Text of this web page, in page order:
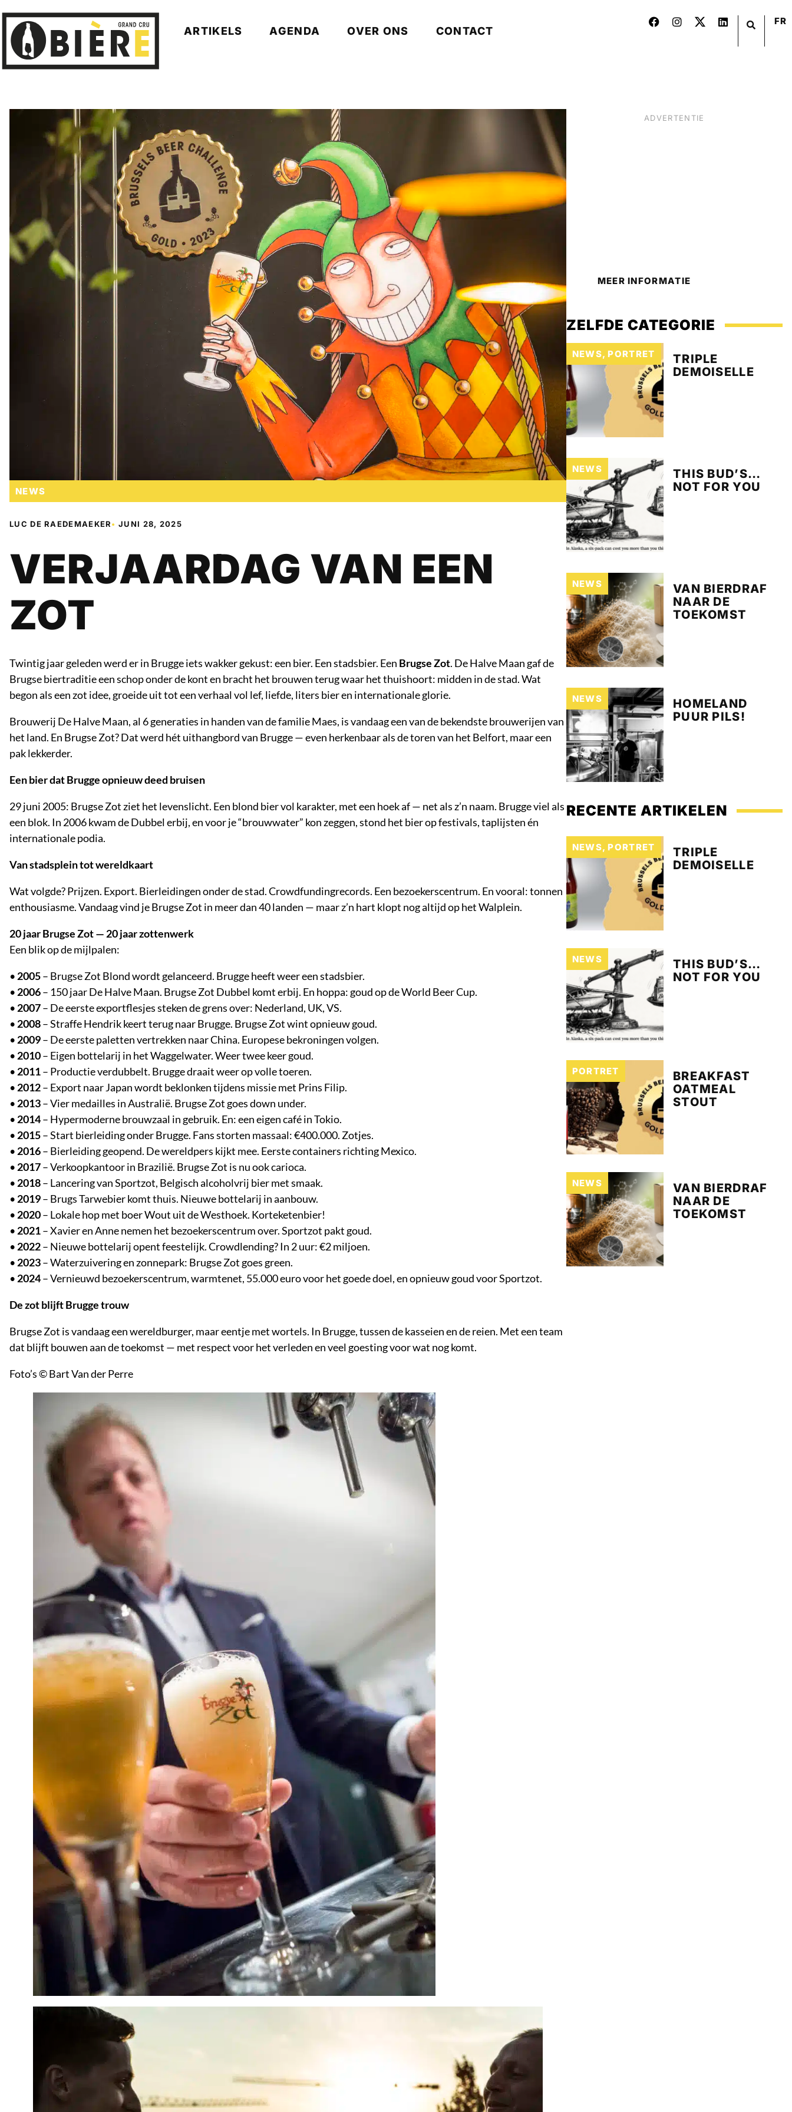
ARTIKELS AGENDA OVER ONS CONTACT
FR
NEWS
LUC DE RAEDEMAEKER•JUNI 28, 2025
VERJAARDAG VAN EEN
ZOT
Twintig jaar geleden werd er in Brugge iets wakker gekust: een bier. Een stadsbier. Een Brugse Zot. De Halve Maan gaf de
Brugse biertraditie een schop onder de kont en bracht het brouwen terug waar het thuishoort: midden in de stad. Wat
begon als een zot idee, groeide uit tot een verhaal vol lef, liefde, liters bier en internationale glorie.
Brouwerij De Halve Maan, al 6 generaties in handen van de familie Maes, is vandaag een van de bekendste brouwerijen van
het land. En Brugse Zot? Dat werd hét uithangbord van Brugge — even herkenbaar als de toren van het Belfort, maar een
pak lekkerder.
Een bier dat Brugge opnieuw deed bruisen
29 juni 2005: Brugse Zot ziet het levenslicht. Een blond bier vol karakter, met een hoek af — net als z’n naam. Brugge viel als
een blok. In 2006 kwam de Dubbel erbij, en voor je “brouwwater” kon zeggen, stond het bier op festivals, taplijsten én
internationale podia.
Van stadsplein tot wereldkaart
Wat volgde? Prijzen. Export. Bierleidingen onder de stad. Crowdfundingrecords. Een bezoekerscentrum. En vooral: tonnen
enthousiasme. Vandaag vind je Brugse Zot in meer dan 40 landen — maar z’n hart klopt nog altijd op het Walplein.
20 jaar Brugse Zot — 20 jaar zottenwerk
Een blik op de mijlpalen:
• 2005– Brugse Zot Blond wordt gelanceerd. Brugge heeft weer een stadsbier.
• 2006– 150 jaar De Halve Maan. Brugse Zot Dubbel komt erbij. En hoppa: goud op de World Beer Cup.
• 2007– De eerste exportflesjes steken de grens over: Nederland, UK, VS.
• 2008– Straffe Hendrik keert terug naar Brugge. Brugse Zot wint opnieuw goud.
• 2009– De eerste paletten vertrekken naar China. Europese bekroningen volgen.
• 2010– Eigen bottelarij in het Waggelwater. Weer twee keer goud.
• 2011– Productie verdubbelt. Brugge draait weer op volle toeren.
• 2012– Export naar Japan wordt beklonken tijdens missie met Prins Filip.
• 2013– Vier medailles in Australië. Brugse Zot goes down under.
• 2014– Hypermoderne brouwzaal in gebruik. En: een eigen café in Tokio.
• 2015– Start bierleiding onder Brugge. Fans storten massaal: €400.000. Zotjes.
• 2016– Bierleiding geopend. De wereldpers kijkt mee. Eerste containers richting Mexico.
• 2017– Verkoopkantoor in Brazilië. Brugse Zot is nu ook carioca.
• 2018– Lancering van Sportzot, Belgisch alcoholvrij bier met smaak.
• 2019– Brugs Tarwebier komt thuis. Nieuwe bottelarij in aanbouw.
• 2020– Lokale hop met boer Wout uit de Westhoek. Korteketenbier!
• 2021– Xavier en Anne nemen het bezoekerscentrum over. Sportzot pakt goud.
• 2022– Nieuwe bottelarij opent feestelijk. Crowdlending? In 2 uur: €2 miljoen.
• 2023– Waterzuivering en zonnepark: Brugse Zot goes green.
• 2024– Vernieuwd bezoekerscentrum, warmtenet, 55.000 euro voor het goede doel, en opnieuw goud voor Sportzot.
De zot blijft Brugge trouw
Brugse Zot is vandaag een wereldburger, maar eentje met wortels. In Brugge, tussen de kasseien en de reien. Met een team
dat blijft bouwen aan de toekomst — met respect voor het verleden en veel goesting voor wat nog komt.
Foto’s © Bart Van der Perre
ADVERTENTIE
MEER INFORMATIE
ZELFDE CATEGORIE
NEWS,PORTRET
TRIPLE
DEMOISELLE
NEWS
THIS BUD’S…
NOT FOR YOU
NEWS
VAN BIERDRAF
NAAR DE
TOEKOMST
NEWS
HOMELAND
PUUR PILS!
RECENTE ARTIKELEN
NEWS,PORTRET
TRIPLE
DEMOISELLE
NEWS
THIS BUD’S…
NOT FOR YOU
PORTRET
BREAKFAST
OATMEAL
STOUT
NEWS
VAN BIERDRAF
NAAR DE
TOEKOMST